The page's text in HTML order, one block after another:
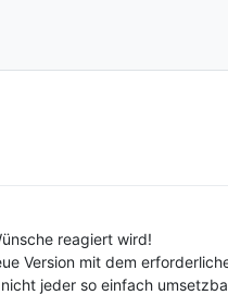
reagiert wird!
Version mit dem
jeder so einfach